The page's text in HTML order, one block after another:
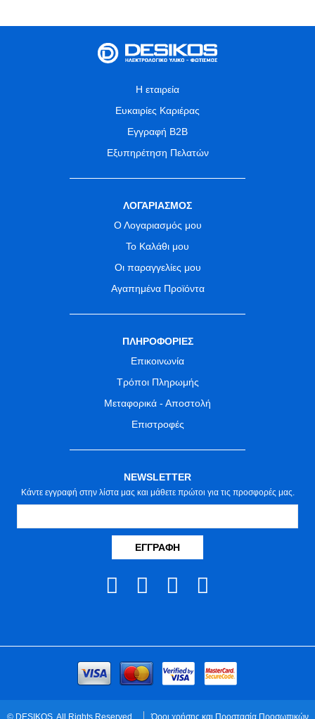
Η εταιρεία
Ευκαιρίες Καριέρας
Εγγραφή B2B
Εξυπηρέτηση Πελατών
ΛΟΓΑΡΙΑΣΜΟΣ
Ο Λογαριασμός μου
Το Καλάθι μου
Οι παραγγελίες μου
Αγαπημένα Προϊόντα
ΠΛΗΡΟΦΟΡΙΕΣ
Επικοινωνία
Τρόποι Πληρωμής
Μεταφορικά - Αποστολή
Επιστροφές
NEWSLETTER
Κάντε εγγραφή στην λίστα μας και μάθετε πρώτοι για τις προσφορές μας.
ΕΓΓΡΑΦΉ
© DESIKOS. All Rights Reserved. Όροι χρήσης και Προστασία Προσωπικών